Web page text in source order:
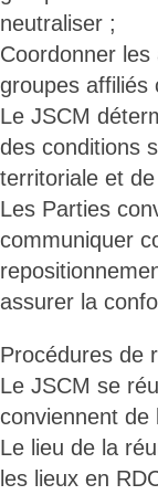
neutraliser ;
Coordonner
groupes affiliés
Le JSCM
des conditions
territoriale et
Les Parties
communiquer
assurer la
Procédures de
Le JSCM se
conviennent de
Le lieu de la
les lieux en